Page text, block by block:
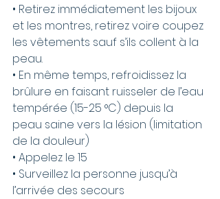
• Retirez immédiatement les bijoux
et les montres, retirez voire coupez
les vêtements sauf s’ils collent à la
peau.
• En même temps, refroidissez la
brûlure en faisant ruisseler de l’eau
tempérée (15-25 °C) depuis la
peau saine vers la lésion (limitation
de la douleur)
• Appelez le 15
• Surveillez la personne jusqu’à
l’arrivée des secours